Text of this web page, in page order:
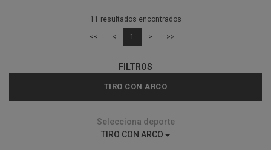
11 resultados encontrados
<< < 1 > >>
FILTROS
TIRO CON ARCO
Selecciona deporte
TIRO CON ARCO